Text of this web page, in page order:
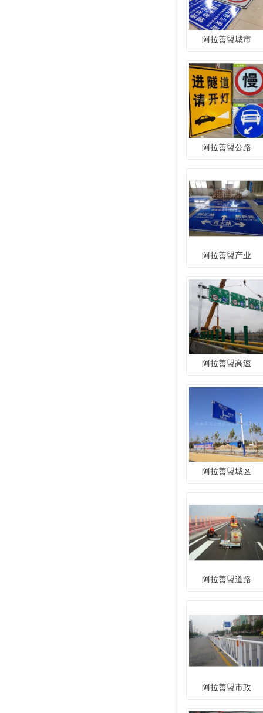
阿拉善盟城市
阿拉善盟公路
阿拉善盟产业
阿拉善盟高速
阿拉善盟城区
阿拉善盟道路
阿拉善盟市政